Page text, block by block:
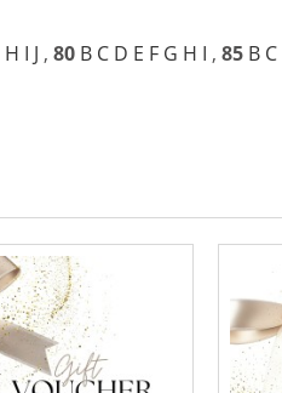
H I J , 80 B C D E F G H I , 85 B C